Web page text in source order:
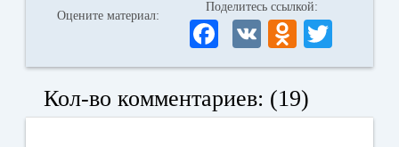
Оцените материал:
Поделитесь ссылкой:
Fa
ce
bo
ok
V
K
O
dn
ok
la
wi
r
Кол-во комментариев: (19)